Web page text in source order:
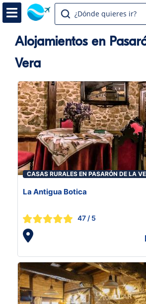
¿Dónde quieres ir?
Alojamientos en
Vera
CASAS RURALES EN PASARÓN DE LA
La Antigua Botica
47 / 5